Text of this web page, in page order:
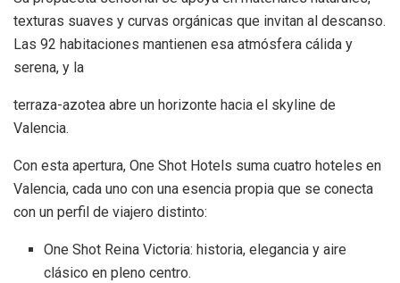
texturas suaves y curvas orgánicas que invitan al descanso.
Las 92 habitaciones mantienen esa atmósfera cálida y
serena, y la
terraza-azotea abre un horizonte hacia el skyline de
Valencia.
Con esta apertura, One Shot Hotels suma cuatro hoteles en
Valencia, cada uno con una esencia propia que se conecta
con un perfil de viajero distinto:
One Shot Reina Victoria: historia, elegancia y aire
clásico en pleno centro.